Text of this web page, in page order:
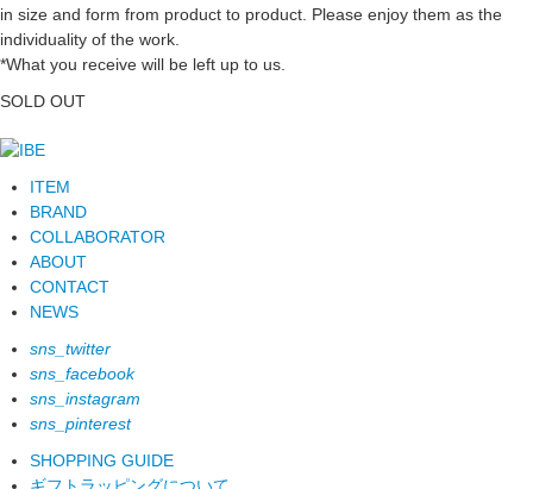
in size and form from product to product. Please enjoy them as the
individuality of the work.
*What you receive will be left up to us.
SOLD OUT
ITEM
BRAND
COLLABORATOR
ABOUT
CONTACT
NEWS
sns_twitter
sns_facebook
sns_instagram
sns_pinterest
SHOPPING GUIDE
ギフトラッピングについて